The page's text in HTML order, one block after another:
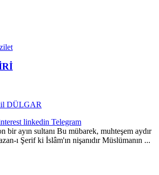
DÜLGAR
linkedin Telegram
bir ayın sultanı Bu mübarek, muhteşem aydır
ı Şerif ki İslâm'ın nişanıdır Müslümanın ...